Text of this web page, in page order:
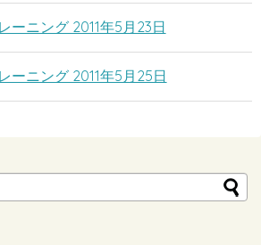
ーニング 2011年5月23日
ーニング 2011年5月25日